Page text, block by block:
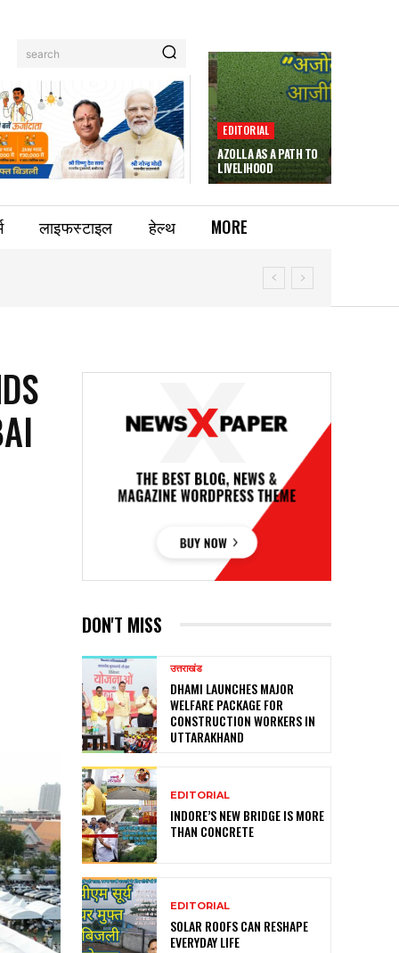
search
EDITORIAL
AZOLLA AS A PATH TO
LIVELIHOOD
लाइफस्टाइल हेल्थ MORE
DON'T MISS
उत्तराखंड
DHAMI LAUNCHES MAJOR
WELFARE PACKAGE FOR
CONSTRUCTION WORKERS IN
UTTARAKHAND
EDITORIAL
INDORE’S NEW BRIDGE IS MORE
THAN CONCRETE
EDITORIAL
SOLAR ROOFS CAN RESHAPE
EVERYDAY LIFE